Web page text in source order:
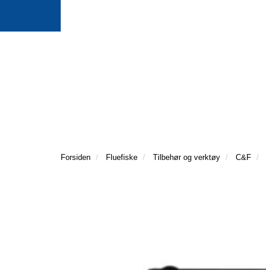
Forsiden Fluefiske Tilbehør og verktøy C&F